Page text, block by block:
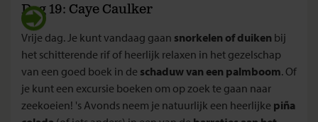
Dag 19: Caye Caulker
Vrije dag. Je kunt vandaag gaan snorkelen of duiken bij
het schitterende rif of heerlijk relaxen in het gezelschap
van een goed boek in de schaduw van een palmboom. Of
je kunt een excursie boeken om op zoek te gaan naar
zeekoeien! 's Avonds neem je natuurlijk een heerlijke piña